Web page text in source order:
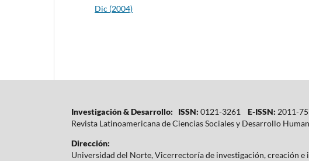
Dic (2004)
Investigación & Desarrollo: ISSN: 0121-3261 E-ISSN: 2011-
Revista Latinoamericana de Ciencias Sociales y Desarrollo
Dirección:
Universidad del Norte, Vicerrectoría de investigación, creación